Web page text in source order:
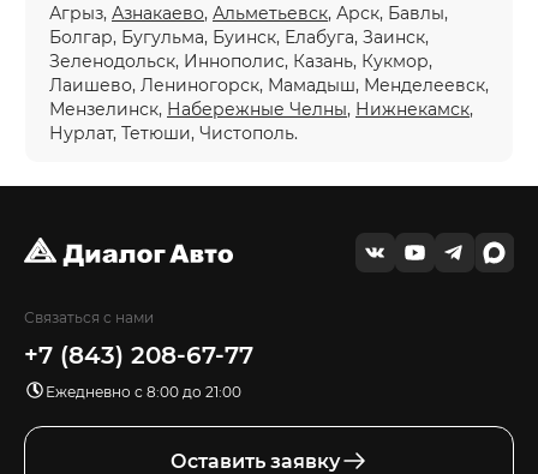
Агрыз, Азнакаево, Альметьевск, Арск, Бавлы,
Болгар, Бугульма, Буинск, Елабуга, Заинск,
Зеленодольск, Иннополис, Казань, Кукмор,
Лаишево, Лениногорск, Мамадыш, Менделеевск,
Мензелинск, Набережные Челны, Нижнекамск,
Нурлат, Тетюши, Чистополь.
Связаться с нами
+7 (843) 208-67-77
Ежедневно с 8:00 до 21:00
Оставить заявку